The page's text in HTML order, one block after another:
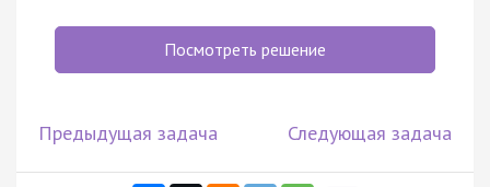
Посмотреть решение
Предыдущая задача Следующая задача